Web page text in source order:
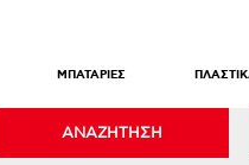
ΜΠΑΤΑΡΙΕΣ
ΑΝΑΖΗΤΗΣΗ